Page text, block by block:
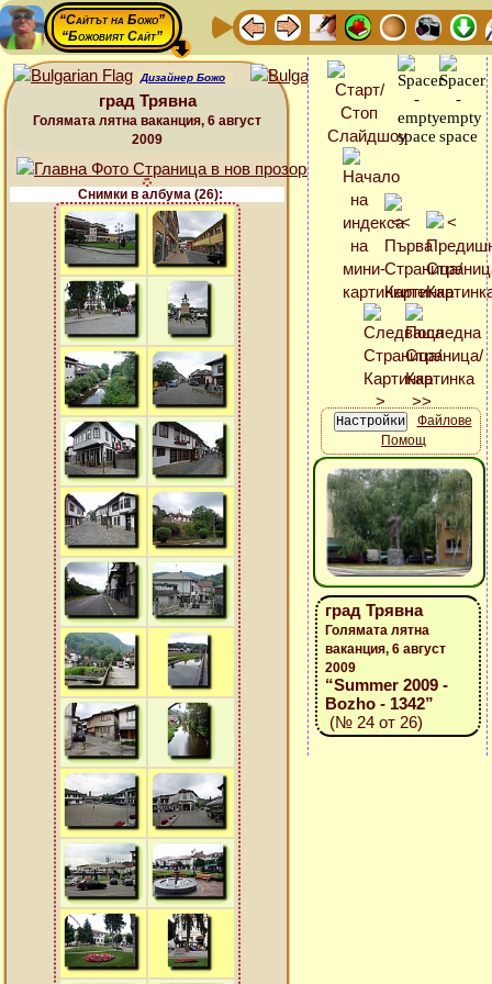
“Сайтът на Божо”
“Божовият Сайт”
Дизайнер Божо
град Трявна
Голямата лятна ваканция, 6 август
2009
Снимки в албума (26):
Файлове
Помощ
град Трявна
Голямата лятна
ваканция, 6 август
2009
“Summer 2009 -
Bozho - 1342”
(№ 24 от 26)